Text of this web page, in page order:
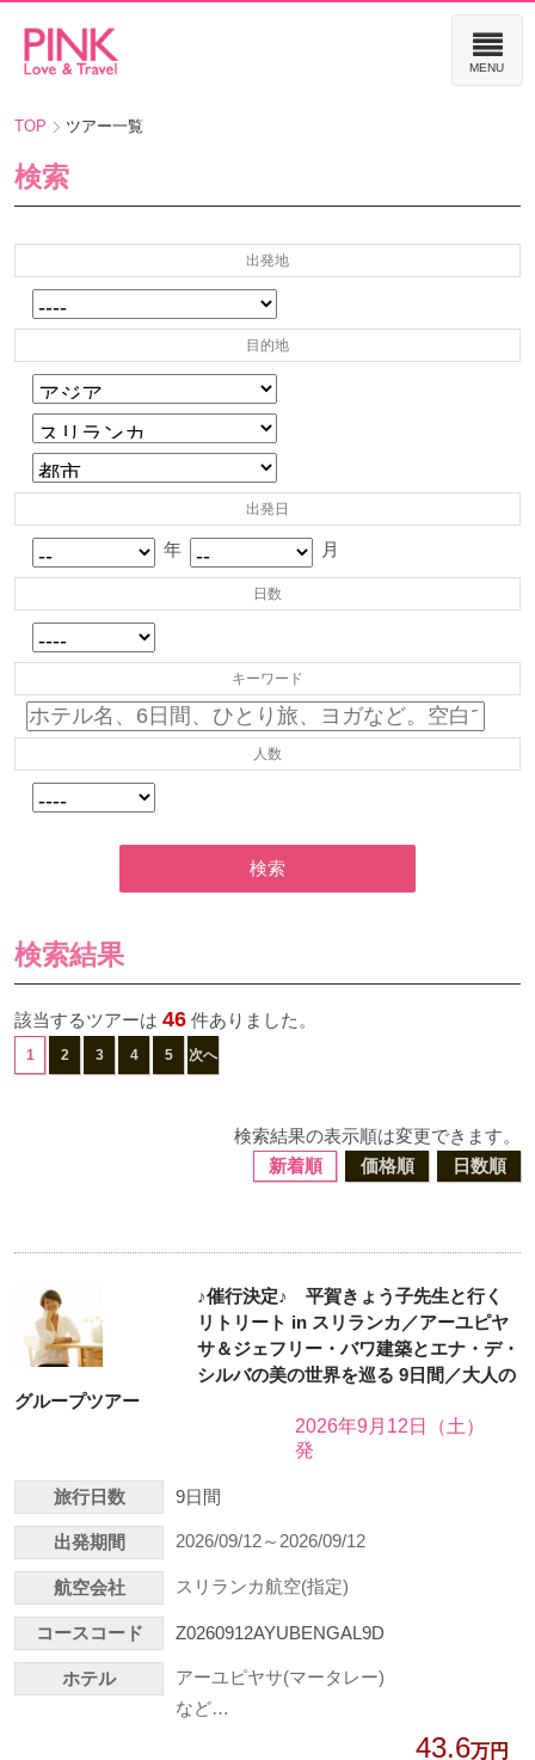
TOP ツアー一覧
検索
出発地
目的地
出発日
年 月
日数
キーワード
人数
検索
検索結果
該当するツアーは 46 件ありました。
1 2 3 4 5 次へ
検索結果の表示順は変更できます。
新着順
価格順 日数順
♪催行決定♪ 平賀きょう子先生と行く
リトリート in スリランカ／アーユピヤ
サ＆ジェフリー・バワ建築とエナ・デ・
シルバの美の世界を巡る 9日間／大人の
グループツアー
2026年9月12日（土）
発
旅行日数 9日間
出発期間 2026/09/12～2026/09/12
航空会社 スリランカ航空(指定)
コースコード Z0260912AYUBENGAL9D
ホテル
アーユピヤサ(マータレー)
など…
43.6万円